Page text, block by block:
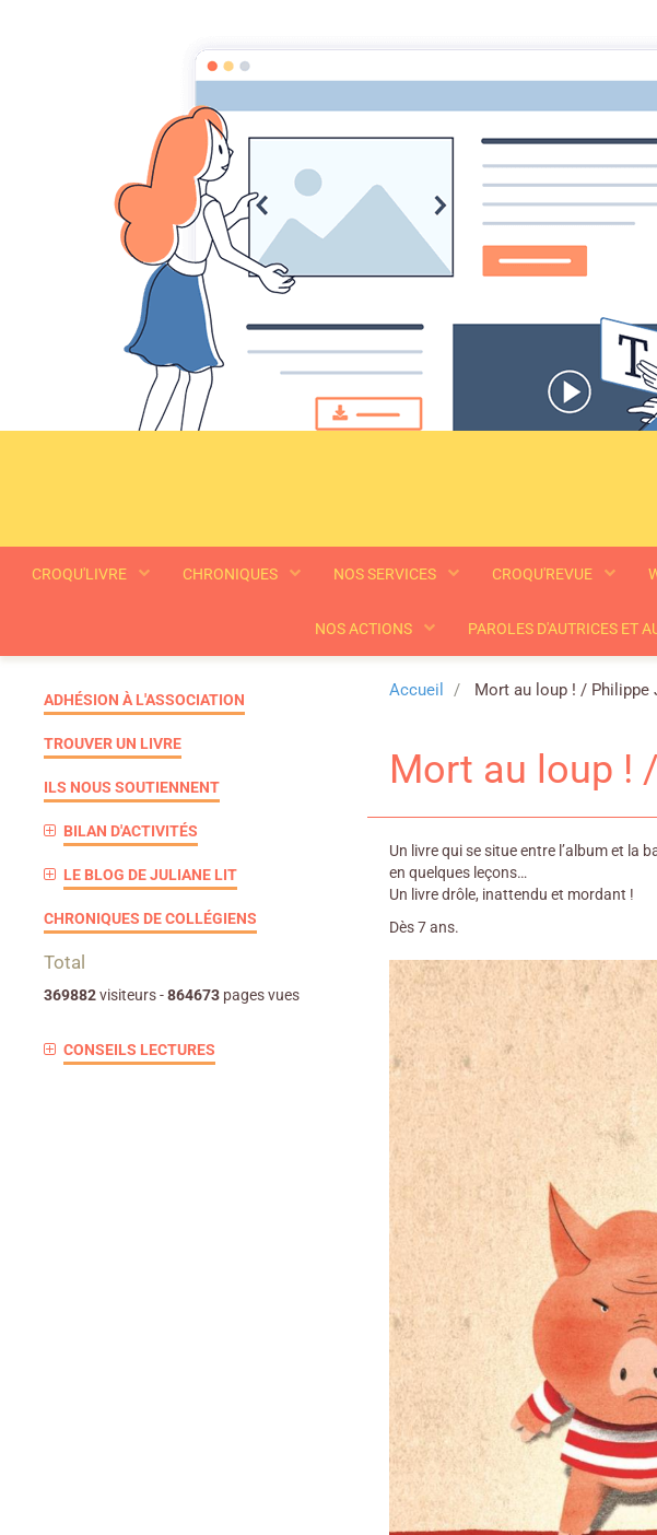
Croqu'livre
CROQU'LIVRE CHRONIQUES NOS SERVICES CROQU'REVUE
NOS ACTIONS PAROLES D'AUTRICES ET
Accueil Mort au loup ! / Philippe
Mort au loup !
Un livre qui se situe entre l’album et la
en quelques leçons…
Un livre drôle, inattendu et mordant !
Dès 7 ans.
ADHÉSION À L'ASSOCIATION
TROUVER UN LIVRE
ILS NOUS SOUTIENNENT
BILAN D'ACTIVITÉS
LE BLOG DE JULIANE LIT
CHRONIQUES DE COLLÉGIENS
Total
369882visiteurs -864673 pages vues
CONSEILS LECTURES